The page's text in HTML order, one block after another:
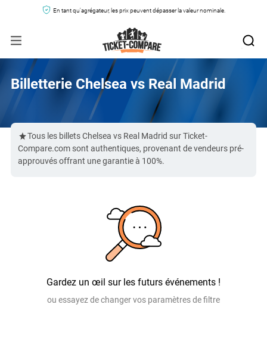
En tant qu'agrégateur, les prix peuvent dépasser la valeur nominale.
Billetterie Chelsea vs Real Madrid
Tous les billets Chelsea vs Real Madrid sur Ticket-
Compare.com sont authentiques, provenant de vendeurs pré-
approuvés offrant une garantie à 100%.
Gardez un œil sur les futurs événements !
ou essayez de changer vos paramètres de filtre